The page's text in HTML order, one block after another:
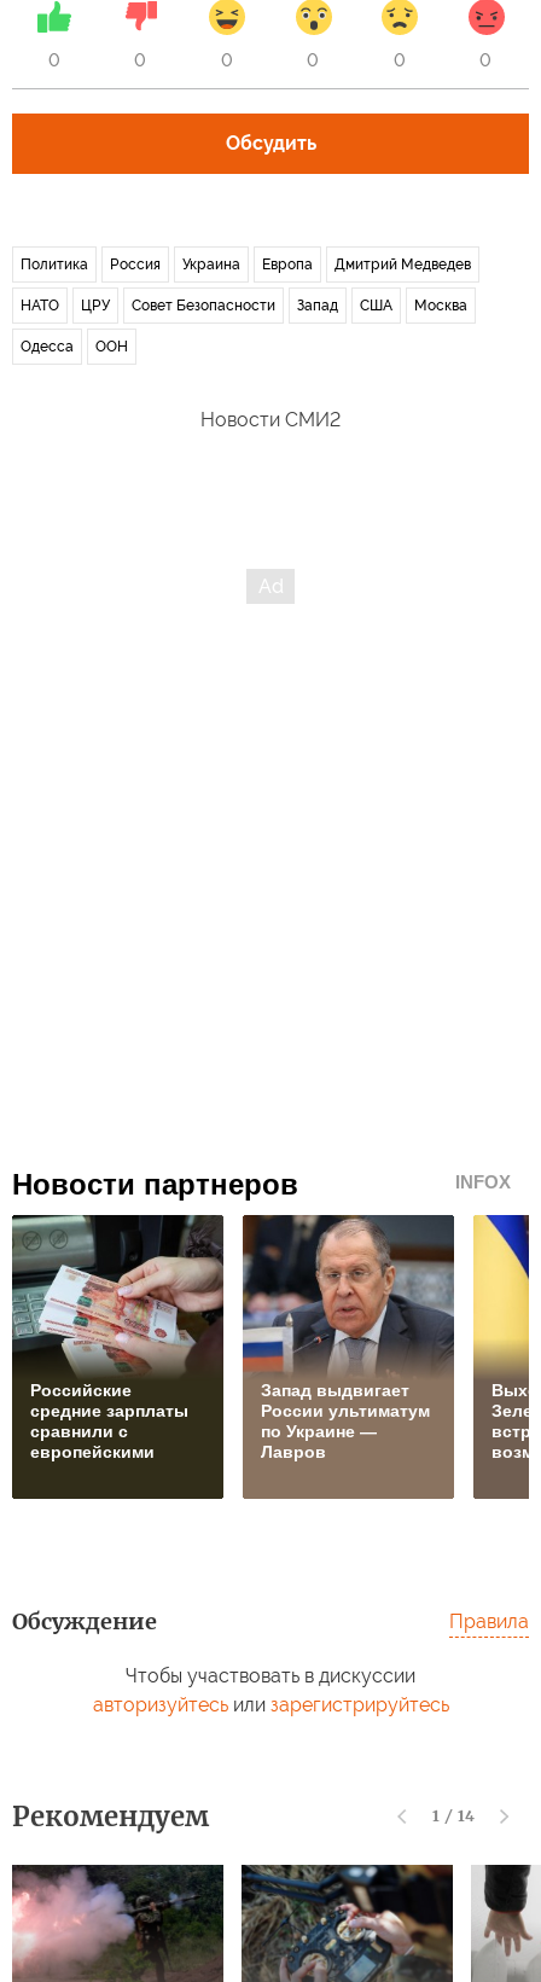
0 0 0 0 0 0
Обсудить
Политика Россия Украина Европа Дмитрий Медведев
НАТО ЦРУ Совет Безопасности Запад США Москва
Одесса ООН
Новости СМИ2
Новости партнеров INFOX
Российские
средние зарплаты
сравнили с
европейскими
Запад выдвигает
России ультиматум
по Украине —
Лавров
Обсуждение Правила
Чтобы участвовать в дискуссии
авторизуйтесьили зарегистрируйтесь
Рекомендуем 1 / 14